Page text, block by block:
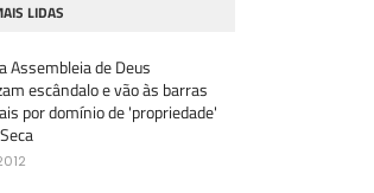
LIDAS
Assembleia de Deus
escândalo e vão às barras
por domínio de 'propriedade'